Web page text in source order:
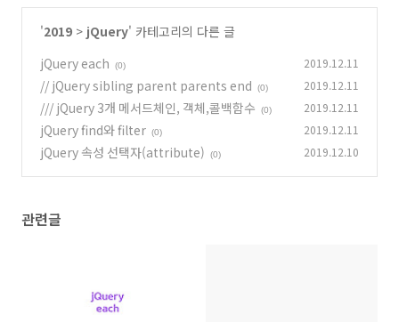
'2019 > jQuery' 카테고리의 다른 글
jQuery each
(0) 2019.12.11
// jQuery sibling parent parents end (0) 2019.12.11
/// jQuery 3개 메서드체인, 객체,콜백함수 (0) 2019.12.11
jQuery find와 filter (0) 2019.12.11
jQuery 속성 선택자(attribute) (0) 2019.12.10
관련글